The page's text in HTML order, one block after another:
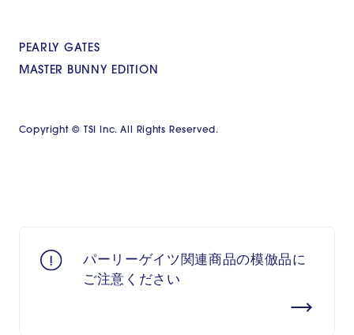
PEARLY GATES
MASTER BUNNY EDITION
Copyright © TSI Inc. All Rights Reserved.
パーリーゲイツ関連商品の模倣品に
ご注意ください